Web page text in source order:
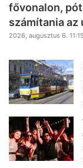
fővonalon,
számítania az
2026, augusztus 6. 11:15